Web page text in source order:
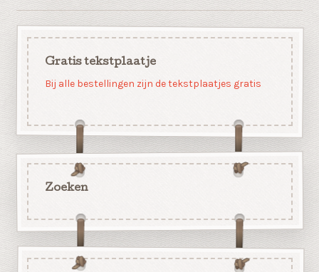
Gratis tekstplaatje
Bij alle bestellingen zijn de tekstplaatjes gratis
Zoeken